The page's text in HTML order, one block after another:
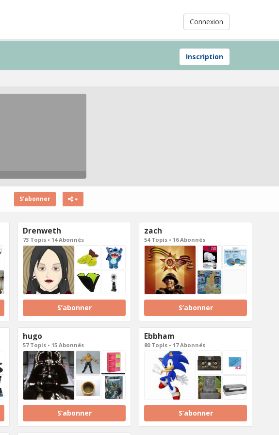
Connexion
Inscription
S’abonner
Drenweth
73 Topis • 14 Abonnés
S’abonner
zach
54 Topis • 16 Abonnés
S’abonner
hugo
57 Topis • 15 Abonnés
S’abonner
Ebbham
80 Topis • 17 Abonnés
S’abonner